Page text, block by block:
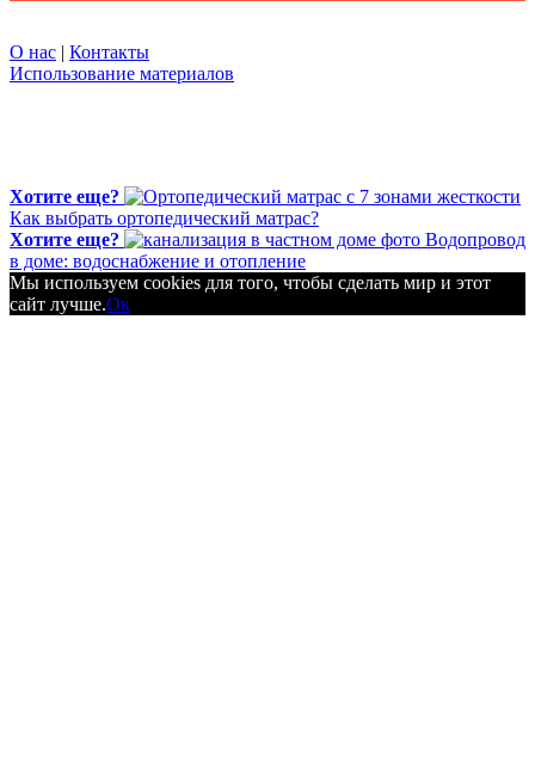
О нас | Контакты
Использование материалов
Хотите еще?
Как выбрать ортопедический матрас?
Хотите еще?
Водопровод
в доме: водоснабжение и отопление
Мы используем cookies для того, чтобы сделать мир и этот
сайт лучше.Ок